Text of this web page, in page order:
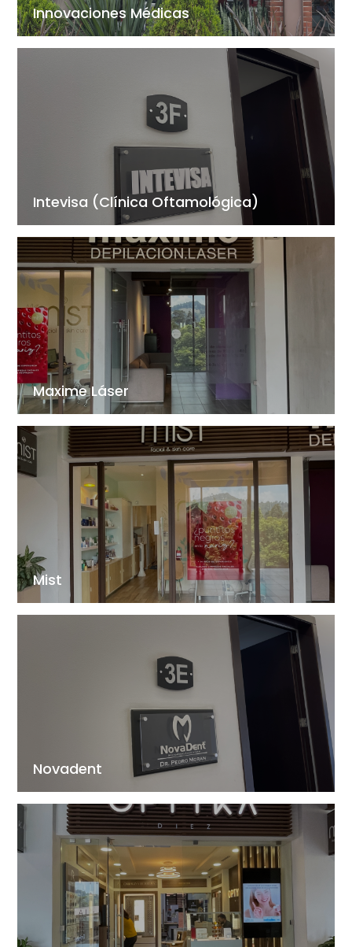
Innovaciones Médicas
Intevisa (Clínica Oftamológica)
Maxime Láser
Mist
Novadent